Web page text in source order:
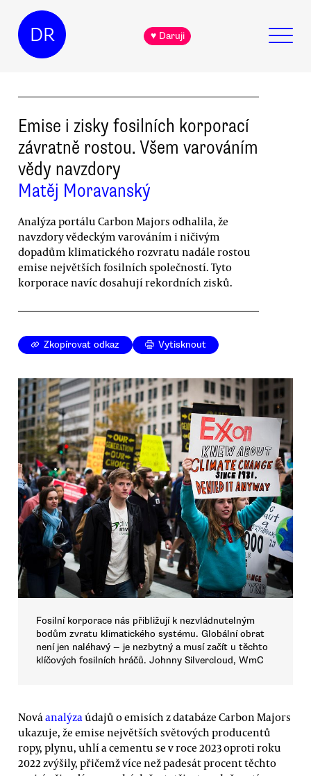
DR ♥ Daruji
Emise i zisky fosilních korporací
závratně rostou. Všem varováním
vědy navzdory
Matěj Moravanský
Analýza portálu Carbon Majors odhalila, že
navzdory vědeckým varováním i ničivým
dopadům klimatického rozvratu nadále rostou
emise největších fosilních společností. Tyto
korporace navíc dosahují rekordních zisků.
Zkopírovat odkaz Vytisknout
Fosilní korporace nás přibližují k nezvládnutelným
bodům zvratu klimatického systému. Globální obrat
není jen naléhavý — je nezbytný a musí začít u těchto
klíčových fosilních hráčů. Johnny Silvercloud, WmC
Nová analýza údajů o emisích z databáze Carbon Majors
ukazuje, že emise největších světových producentů
ropy, plynu, uhlí a cementu se v roce 2023 oproti roku
2022 zvýšily, přičemž více než padesát procent těchto